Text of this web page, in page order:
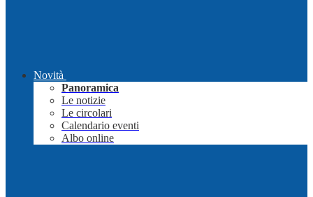
Novità
Panoramica
Le notizie
Le circolari
Calendario eventi
Albo online